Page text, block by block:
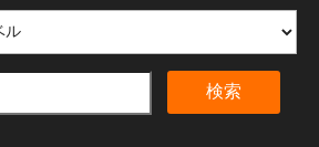
検索